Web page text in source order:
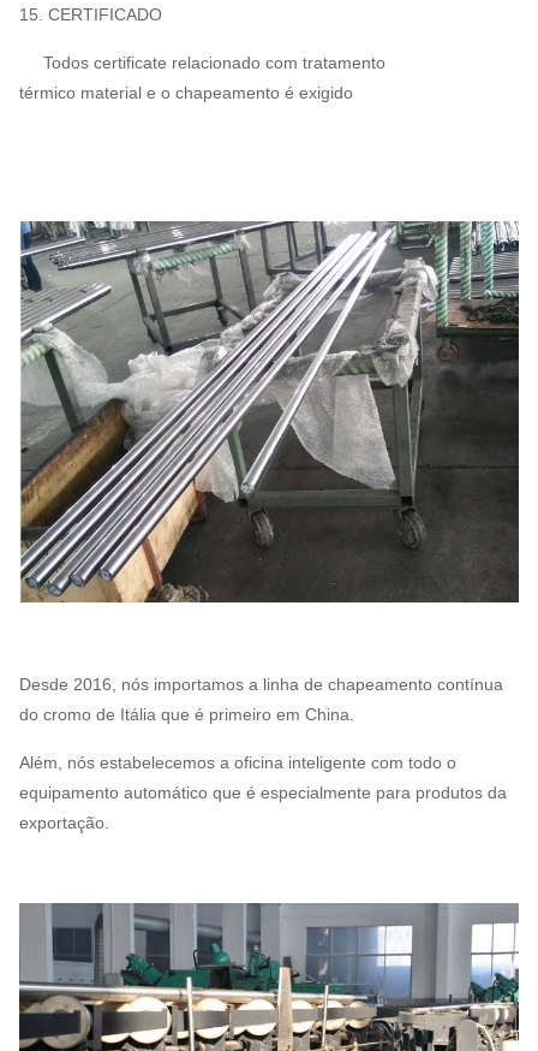
15. CERTIFICADO
Todos certificate relacionado com tratamento
térmico material e o chapeamento é exigido
Desde 2016, nós importamos a linha de chapeamento contínua
do cromo de Itália que é primeiro em China.
Além, nós estabelecemos a oficina inteligente com todo o
equipamento automático que é especialmente para produtos da
exportação.